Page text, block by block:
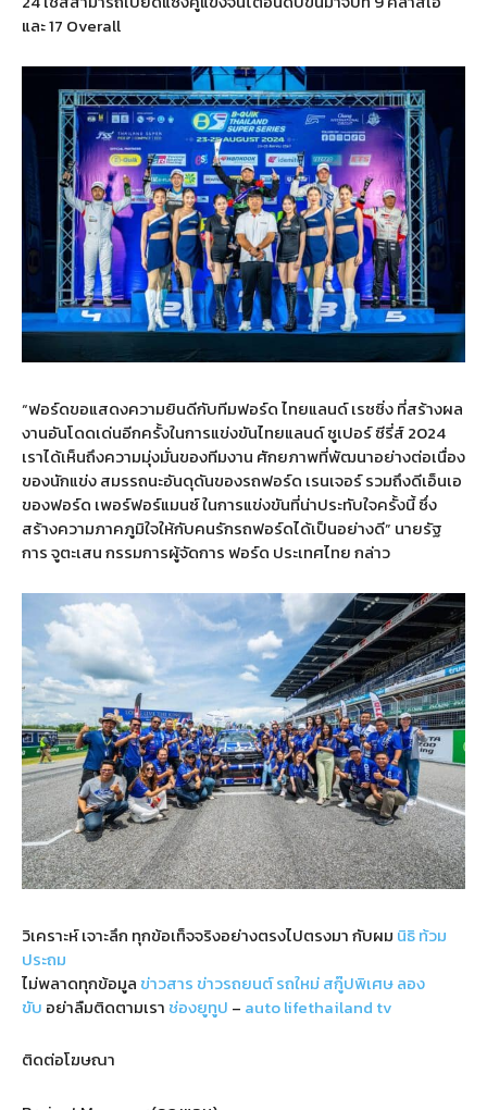
และ 17 Overall
“ฟอร์ดขอแสดงความยินดีกับทีมฟอร์ด ไทยแลนด์ เรซซิ่ง ที่สร้างผล
งานอันโดดเด่นอีกครั้งในการแข่งขันไทยแลนด์ ซูเปอร์ ซีรี่ส์ 2024
เราได้เห็นถึงความมุ่งมั่นของทีมงาน ศักยภาพที่พัฒนาอย่างต่อเนื่อง
ของนักแข่ง สมรรถนะอันดุดันของรถฟอร์ด เรนเจอร์ รวมถึงดีเอ็นเอ
ของฟอร์ด เพอร์ฟอร์แมนซ์ ในการแข่งขันที่น่าประทับใจครั้งนี้ ซึ่ง
สร้างความภาคภูมิใจให้กับคนรักรถฟอร์ดได้เป็นอย่างดี” นายรัฐ
การ จูตะเสน กรรมการผู้จัดการ ฟอร์ด ประเทศไทย กล่าว
วิเคราะห์ เจาะลึก ทุกข้อเท็จจริงอย่างตรงไปตรงมา กับผม นิธิ ท้วม
ประถม
ไม่พลาดทุกข้อมูล ข่าวสาร ข่าวรถยนต์รถใหม่สกู๊ปพิเศษลอง
ขับ อย่าลืมติดตามเรา ช่องยูทูป – auto lifethailand tv
ติดต่อโฆษณา